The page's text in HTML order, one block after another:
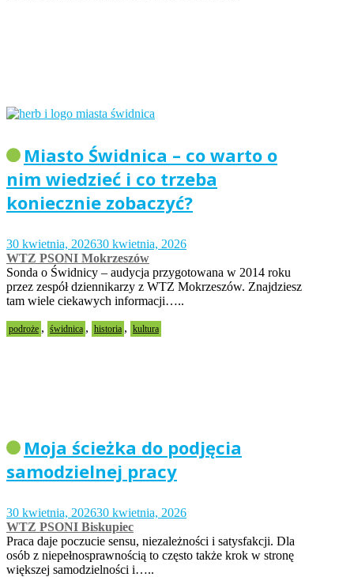
Miasto Świdnica – co warto o
nim wiedzieć i co trzeba
koniecznie zobaczyć?
30 kwietnia, 202630 kwietnia, 2026
WTZ PSONI Mokrzeszów
Sonda o Świdnicy – audycja przygotowana w 2014 roku
przez zespół dziennikarzy z WTZ Mokrzeszów. Znajdziesz
tam wiele ciekawych informacji…..
podroże , świdnica , historia , kultura
Moja ścieżka do podjęcia
samodzielnej pracy
30 kwietnia, 202630 kwietnia, 2026
WTZ PSONI Biskupiec
Praca daje poczucie sensu, niezależności i satysfakcji. Dla
osób z niepełnosprawnością to często także krok w stronę
większej samodzielności i…..